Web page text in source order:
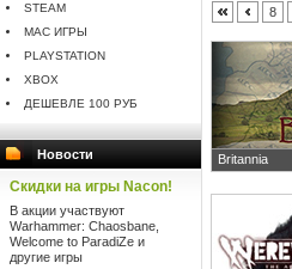
STEAM
MAC ИГРЫ
PLAYSTATION
XBOX
ДЕШЕВЛЕ 100 РУБ
Новости
Скидки на игры Nacon!
В акции участвуют
Warhammer: Chaosbane,
Welcome to ParadiZe и
другие игры
8
Britannia